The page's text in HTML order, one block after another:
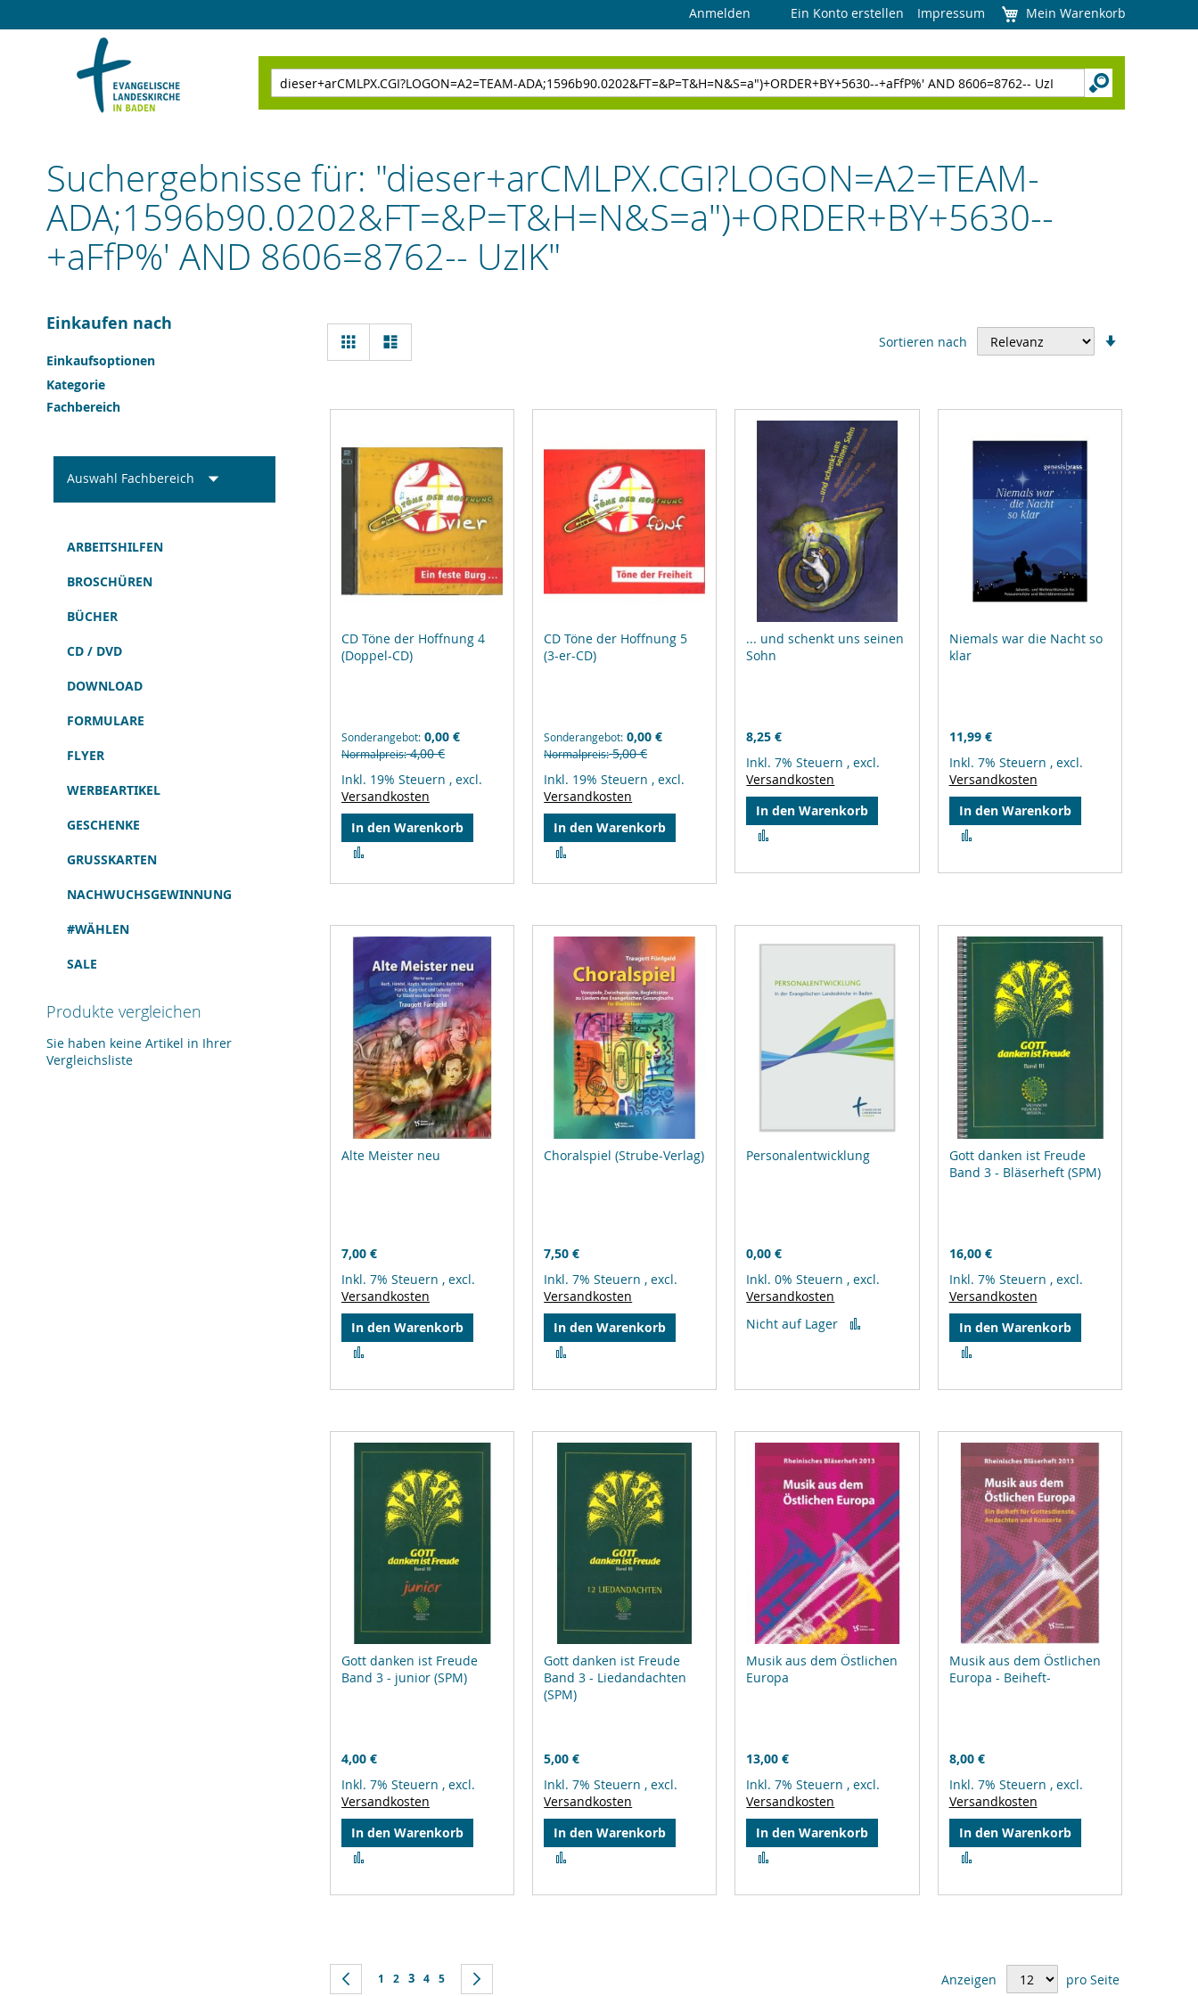
Anmelden Ein Konto erstellen Impressum Mein Warenkorb
Suchen
Suchergebnisse für: "dieser+arCMLPX.CGI?LOGON=A2=TEAM-
ADA;1596b90.0202&FT=&P=T&H=N&S=a")+ORDER+BY+5630--
+aFfP%' AND 8606=8762-- UzIK"
Ansicht
als
Raster Sortieren nach
CD Töne der Hoffnung 4
(Doppel-CD)
Sonderangebot 0,00 €
Normalpreis 4,00 €
Inkl. 19% Steuern , excl.
Versandkosten
In den Warenkorb
hinzufügen
CD Töne der Hoffnung 5
(3-er-CD)
Sonderangebot 0,00 €
Normalpreis 5,00 €
Inkl. 19% Steuern ,excl.
Versandkosten
In den Warenkorb
hinzufügen
... und schenkt uns seinen
Sohn
8,25 €
Inkl. 7% Steuern ,excl.
Versandkosten
In den Warenkorb
Niemals war die Nacht so
klar
11,99 €
Inkl. 7% Steuern , excl.
Versandkosten
In den Warenkorb
Alte Meister neu
7,00 €
Inkl. 7% Steuern , excl.
Versandkosten
In den Warenkorb
Choralspiel (Strube-Verlag)
7,50 €
Inkl. 7% Steuern ,excl.
Versandkosten
In den Warenkorb
Personalentwicklung
0,00 €
Inkl. 0% Steuern ,excl.
Versandkosten
Nicht auf Lager
Vergleichsliste
Gott danken ist Freude
Band 3 - Bläserheft (SPM)
16,00 €
Inkl. 7% Steuern , excl.
Versandkosten
In den Warenkorb
Gott danken ist Freude
Band 3 - junior (SPM)
4,00 €
Inkl. 7% Steuern , excl.
Versandkosten
In den Warenkorb
Gott danken ist Freude
Band 3 - Liedandachten
(SPM)
5,00 €
Inkl. 7% Steuern ,excl.
Versandkosten
In den Warenkorb
Musik aus dem Östlichen
Europa
13,00 €
Inkl. 7% Steuern ,excl.
Versandkosten
In den Warenkorb
Musik aus dem Östlichen
Europa - Beiheft-
8,00 €
Inkl. 7% Steuern , excl.
Versandkosten
In den Warenkorb
Seite
Seite
Zurück
Seite
1 Seite
2 Sie lesen gerade Seite
3 Seite
4 Seite
5 Anzeigen pro Seite
Einkaufen nach
Einkaufsoptionen
Kategorie
Fachbereich
Auswahl Fachbereich
ARBEITSHILFEN
BROSCHÜREN
BÜCHER
CD / DVD
DOWNLOAD
FORMULARE
FLYER
WERBEARTIKEL
GESCHENKE
GRUSSKARTEN
NACHWUCHSGEWINNUNG
#WÄHLEN
SALE
Produkte vergleichen
Sie haben keine Artikel in Ihrer
Vergleichsliste